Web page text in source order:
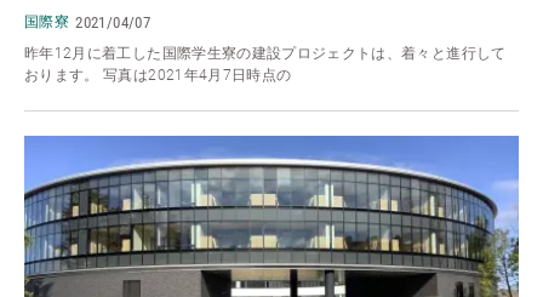
国際寮 2021/04/07
昨年12月に着工した国際学生寮の建設プロジェクトは、着々と進行して
おります。 写真は2021年4月7日時点の